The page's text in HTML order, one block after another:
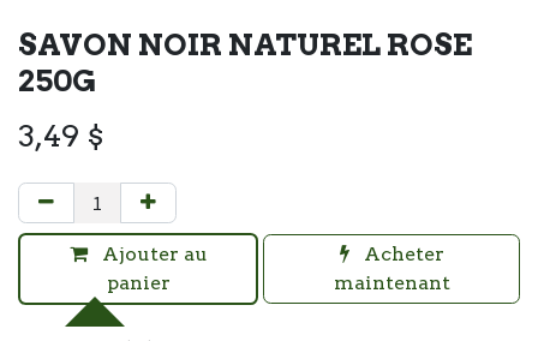
SAVON NOIR NATUREL ROSE
250G
3,49 $
Ajouter au
panier
Acheter
maintenant